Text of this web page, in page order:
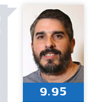
9.95